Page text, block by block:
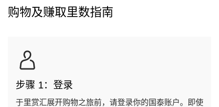
购物及赚取里数指南
步骤 1：登录
于里赏汇展开购物之旅前，请登录你的国泰账户。即使